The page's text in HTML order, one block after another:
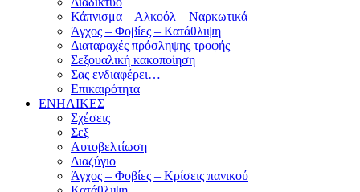
Κάπνισμα – Αλκοόλ – Ναρκωτικά
Άγχος – Φοβίες – Κατάθλιψη
Διαταραχές πρόσληψης τροφής
Σεξουαλική κακοποίηση
Σας ενδιαφέρει…
Επικαιρότητα
ΕΝΗΛΙΚΕΣ
Σχέσεις
Σεξ
Αυτοβελτίωση
Διαζύγιο
Άγχος – Φοβίες – Κρίσεις πανικού